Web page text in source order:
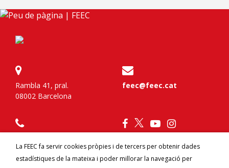
Rambla 41, pral.
08002 Barcelona
feec@feec.cat
La FEEC fa servir cookies pròpies i de tercers per obtenir dades
estadístiques de la mateixa i poder millorar la navegació per